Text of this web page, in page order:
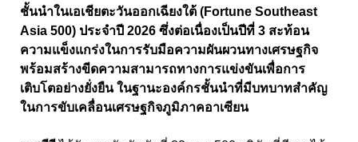
ชั้นนำในเอเชียตะวันออกเฉียงใต้ (Fortune Southeast
Asia 500) ประจำปี 2026 ซึ่งต่อเนื่องเป็นปีที่ 3 สะท้อน
ความแข็งแกร่งในการรับมือความผันผวนทางเศรษฐกิจ
พร้อมสร้างขีดความสามารถทางการแข่งขันเพื่อการ
เติบโตอย่างยั่งยืน ในฐานะองค์กรชั้นนำที่มีบทบาทสำคัญ
ในการขับเคลื่อนเศรษฐกิจภูมิภาคอาเซียน